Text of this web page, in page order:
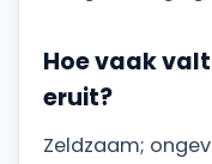
Hoe vaak
eruit?
Zeldzaam;